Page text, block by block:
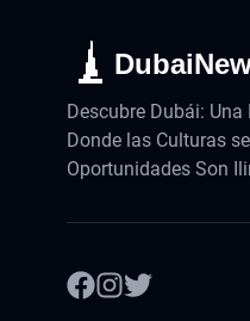
Descubre Dubái:
Donde las Culturas
Oportunidades Son